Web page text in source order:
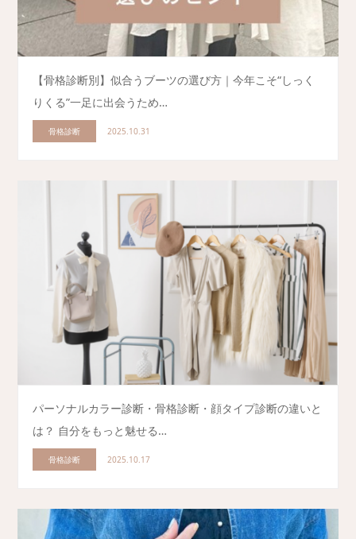
【骨格診断別】似合うブーツの選び方｜今年こそ“しっく
りくる”一足に出会うため…
骨格診断 2025.10.31
パーソナルカラー診断・骨格診断・顔タイプ診断の違いと
は？ 自分をもっと魅せる…
骨格診断 2025.10.17